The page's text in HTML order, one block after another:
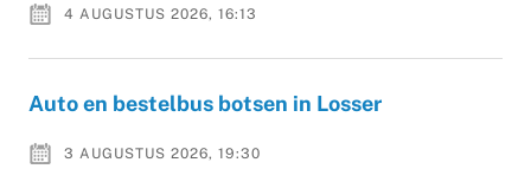
4 AUGUSTUS 2026, 16:13
Auto en bestelbus botsen in Losser
3 AUGUSTUS 2026, 19:30